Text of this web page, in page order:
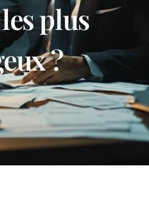
plus
?